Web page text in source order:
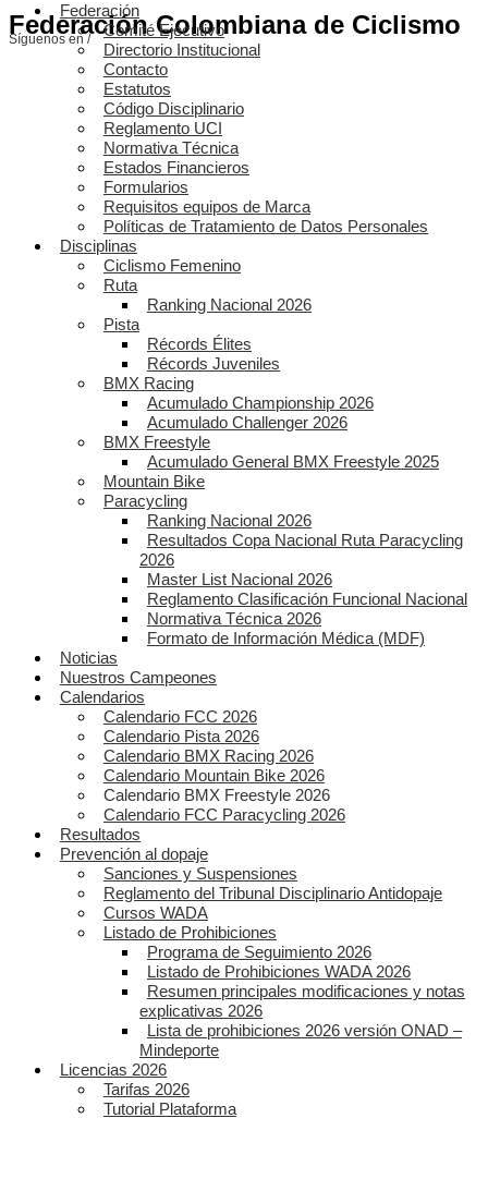
Federación Colombiana de Ciclismo
Síguenos en /
Federación
Comité Ejecutivo
Directorio Institucional
Contacto
Estatutos
Código Disciplinario
Reglamento UCI
Normativa Técnica
Estados Financieros
Formularios
Requisitos equipos de Marca
Políticas de Tratamiento de Datos Personales
Disciplinas
Ciclismo Femenino
Ruta
Ranking Nacional 2026
Pista
Récords Élites
Récords Juveniles
BMX Racing
Acumulado Championship 2026
Acumulado Challenger 2026
BMX Freestyle
Acumulado General BMX Freestyle 2025
Mountain Bike
Paracycling
Ranking Nacional 2026
Resultados Copa Nacional Ruta Paracycling
2026
Master List Nacional 2026
Reglamento Clasificación Funcional Nacional
Normativa Técnica 2026
Formato de Información Médica (MDF)
Noticias
Nuestros Campeones
Calendarios
Calendario FCC 2026
Calendario Pista 2026
Calendario BMX Racing 2026
Calendario Mountain Bike 2026
Calendario BMX Freestyle 2026
Calendario FCC Paracycling 2026
Resultados
Prevención al dopaje
Sanciones y Suspensiones
Reglamento del Tribunal Disciplinario Antidopaje
Cursos WADA
Listado de Prohibiciones
Programa de Seguimiento 2026
Listado de Prohibiciones WADA 2026
Resumen principales modificaciones y notas
explicativas 2026
Lista de prohibiciones 2026 versión ONAD –
Mindeporte
Licencias 2026
Tarifas 2026
Tutorial Plataforma